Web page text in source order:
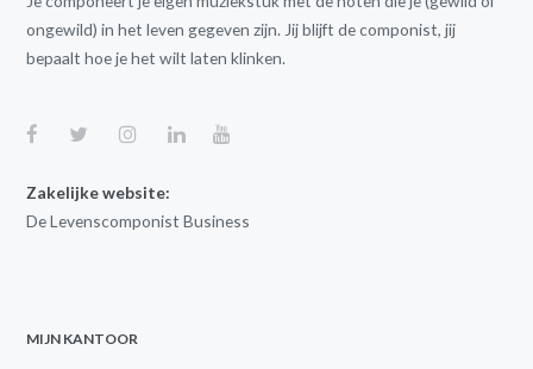
ongewild) in het leven gegeven zijn. Jij blijft de componist, jij
bepaalt hoe je het wilt laten klinken.
Zakelijke website:
De Levenscomponist Business
MIJN KANTOOR